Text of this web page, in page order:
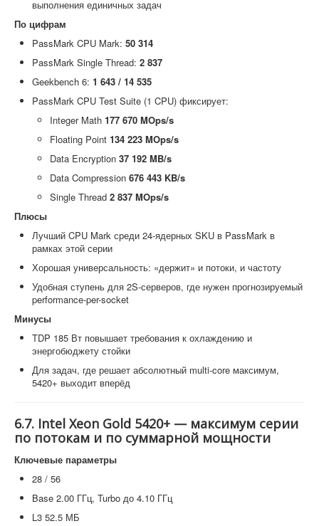
выполнения единичных задач
По цифрам
PassMark CPU Mark: 50 314
PassMark Single Thread: 2 837
Geekbench 6: 1 643 / 14 535
PassMark CPU Test Suite (1 CPU) фиксирует:
Integer Math 177 670 MOps/s
Floating Point 134 223 MOps/s
Data Encryption 37 192 MB/s
Data Compression 676 443 KB/s
Single Thread 2 837 MOps/s
Плюсы
Лучший CPU Mark среди 24-ядерных SKU в PassMark в
рамках этой серии
Хорошая универсальность: «держит» и потоки, и частоту
Удобная ступень для 2S-серверов, где нужен прогнозируемый
performance-per-socket
Минусы
TDP 185 Вт повышает требования к охлаждению и
энергобюджету стойки
Для задач, где решает абсолютный multi-core максимум,
5420+ выходит вперёд
6.7. Intel Xeon Gold 5420+ — максимум серии
по потокам и по суммарной мощности
Ключевые параметры
28 / 56
Base 2.00 ГГц, Turbo до 4.10 ГГц
L3 52.5 МБ